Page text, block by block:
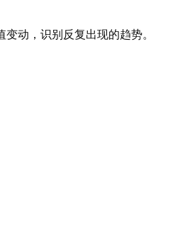
保板块整
是很多环保
能力，另一
动，识别反复出现的趋势。